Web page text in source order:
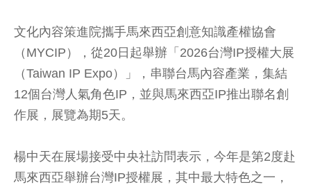
文化內容策進院攜手馬來西亞創意知識產權協會
（MYCIP），從20日起舉辦「2026台灣IP授權大展
（Taiwan IP Expo）」，串聯台馬內容產業，集結
12個台灣人氣角色IP，並與馬來西亞IP推出聯名創
作展，展覽為期5天。
楊中天在展場接受中央社訪問表示，今年是第2度赴
馬來西亞舉辦台灣IP授權展，其中最大特色之一，